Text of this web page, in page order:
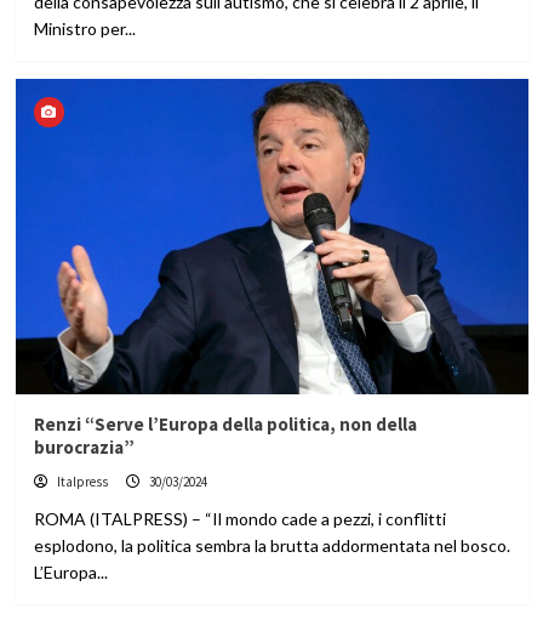
Ministro per...
Renzi “Serve l’Europa della politica, non della
burocrazia”
Italpress 30/03/2024
ROMA (ITALPRESS) – “Il mondo cade a pezzi, i conflitti
esplodono, la politica sembra la brutta addormentata nel bosco.
L’Europa...